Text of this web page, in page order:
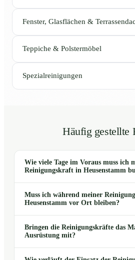
Fenster, Glasflächen &
Teppiche & Polstermöbel
Spezialreinigungen
Häufig gestellte
Wie viele Tage im Voraus muss ich
Reinigungskraft in Heusenstamm
Muss ich während meiner
Heusenstamm vor Ort bleiben?
Bringen die Reinigungskräfte das
Ausrüstung mit?